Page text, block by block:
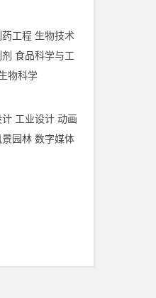
药工程 生物技术
食品科学与工
物科学
计 工业设计 动画
景园林 数字媒体